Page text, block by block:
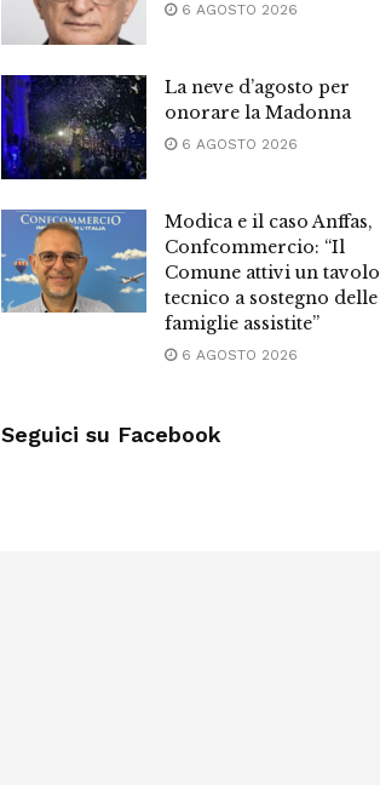
6 AGOSTO 2026
La neve d’agosto per
onorare la Madonna
6 AGOSTO 2026
Modica e il caso Anffas,
Confcommercio: “Il
Comune attivi un tavolo
tecnico a sostegno delle
famiglie assistite”
6 AGOSTO 2026
Seguici su Facebook